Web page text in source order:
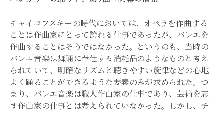
チャイコフスキーの時代においては、オペラを作曲する
ことは作曲家にとって誇れる仕事であったが、バレエを
作曲することはそうではなかった。というのも、当時の
バレエ音楽は舞踊に奉仕する消耗品のようなものと考え
られていて、明確なリズムと聴きやすい旋律などの心地
よく踊ることができるような要素のみが求められた。つ
まり、バレエ音楽は職人作曲家の仕事であり、芸術を志
す作曲家の仕事とは考えられていなかった。しかし、チ